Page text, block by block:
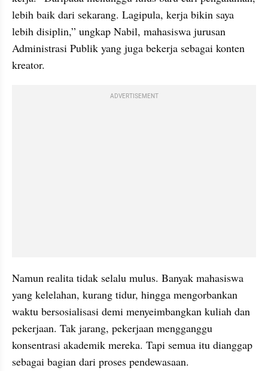
lebih baik dari sekarang. Lagipula, kerja bikin saya
lebih disiplin,” ungkap Nabil, mahasiswa jurusan
Administrasi Publik yang juga bekerja sebagai konten
kreator.
ADVERTISEMENT
Namun realita tidak selalu mulus. Banyak mahasiswa
yang kelelahan, kurang tidur, hingga mengorbankan
waktu bersosialisasi demi menyeimbangkan kuliah dan
pekerjaan. Tak jarang, pekerjaan mengganggu
konsentrasi akademik mereka. Tapi semua itu dianggap
sebagai bagian dari proses pendewasaan.